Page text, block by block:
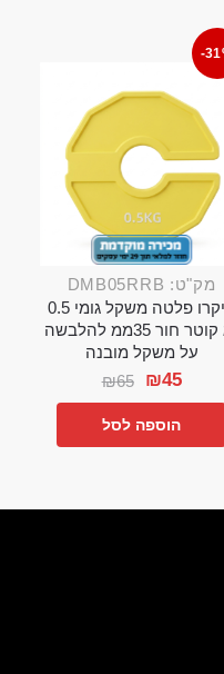
-
מק"ט: DMB05RRB
מיקרו פלטה משקל גומי 0.5
קג קוטר חור 35ממ להלבשה
על משקל מובנה
₪65 ₪45
הוספה לסל